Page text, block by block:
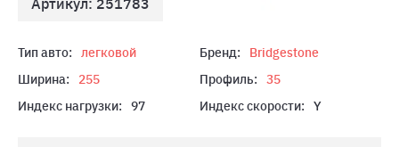
Артикул: 251783
Тип авто: легковой Бренд:
Bridgestone
Ширина:
255 Профиль:
35
Индекс нагрузки:
97 Индекс скорости: Y